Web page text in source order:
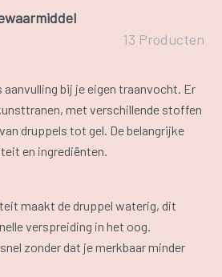
13 Producten
aanvulling bij je eigen traanvocht. Er
met verschillende stoffen
druppels tot gel. De belangrijke
en ingrediënten.
maakt de druppel waterig, dit
verspreiding in het oog.
zonder dat je merkbaar minder